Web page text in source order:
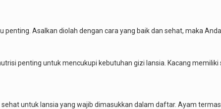
Asalkan diolah dengan cara yang baik dan sehat, maka
penting untuk mencukupi kebutuhan gizi lansia. Kacang
untuk lansia yang wajib dimasukkan dalam daftar. Ayam